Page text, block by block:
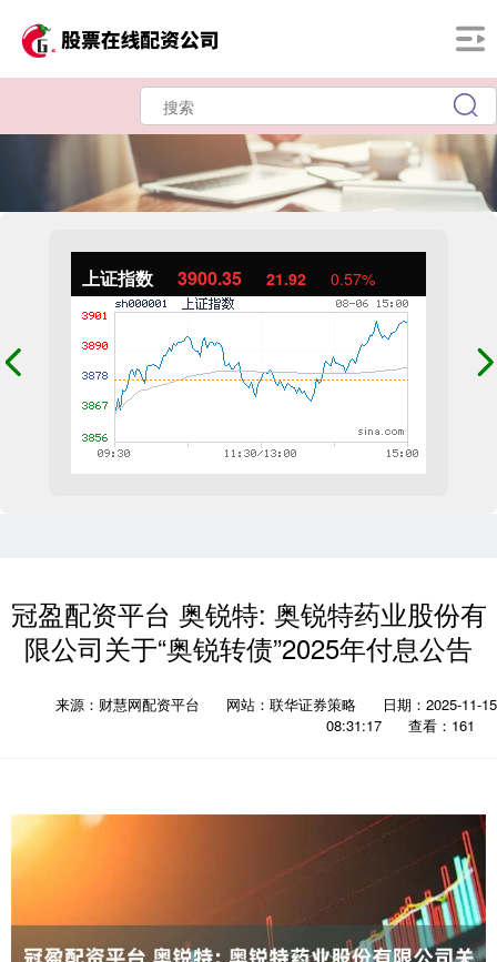
上证指数 3900.35 21.92 0.57%
冠盈配资平台 奥锐特: 奥锐特药业股份有
限公司关于“奥锐转债”2025年付息公告
来源：财慧网配资平台 网站：联华证券策略
日期：2025-11-15
08:31:17
查看：161